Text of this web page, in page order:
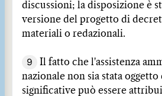
discussioni; la disposizione è
versione del progetto di
materiali o redazionali.
9
Il fatto che l'assistenza
nazionale non sia stata
significative può essere